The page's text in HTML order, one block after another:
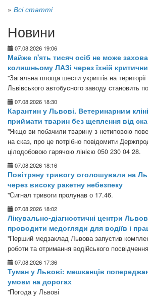
» Всі статті
Новини
07.08.2026 19:06
Майже п'ять тисяч осіб не може
колишньому ЛАЗі через їхній
"Загальна площа шести укриттів на
Львівського автобусного заводу становить
07.08.2026 18:30
Карантин у Львові. Ветеринарним
приймати тварин без щеплення від
"Якщо ви побачили тварину з нетиповою
на сказ, про це потрібно повідомити
цілодобовою гарячою лінією 050 230 04 28.
07.08.2026 18:16
Повітряну тривогу оголошували на
через високу ракетну небезпеку
"Сигнал тривоги пролунав о 17.46.
07.08.2026 18:02
Лікувально-діагностичні центри
проводити медогляди для водіїв і
"Перший медзаклад Львова запустив
роботи та отримання водійського посвідчення
07.08.2026 17:36
Туман у Львові: мешканців
умови на дорогах
"Погода у Львові